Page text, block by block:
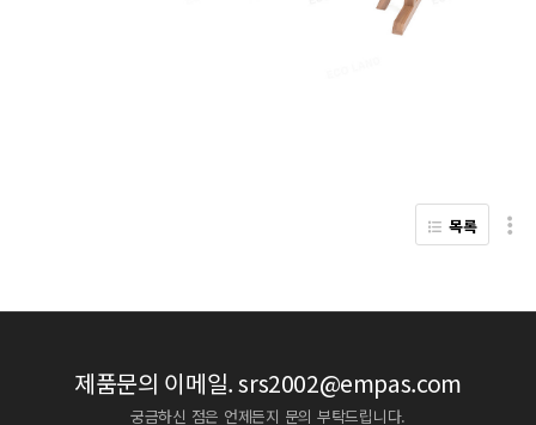
목록
제품문의 이메일.srs2002@empas.com
궁금하신 점은 언제든지 문의 부탁드립니다.